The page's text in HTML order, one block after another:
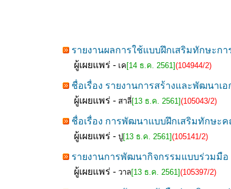
รายงานผลการใช้แบบฝึกเสริมทักษะ
ผู้เผยแพร่ - เค [14 ธ.ค. 2561](104944/2)
ชื่อเรื่อง รายงานการสร้างและพัฒนาเ
ผู้เผยแพร่ - สาลี่ [13 ธ.ค. 2561](105043/2)
ชื่อเรื่อง การพัฒนาแบบฝึกเสริมทักษะ
ผู้เผยแพร่ - ปู [13 ธ.ค. 2561](105141/2)
รายงานการพัฒนากิจกรรมแบบร่วมมื
ผู้เผยแพร่ - วาล [13 ธ.ค. 2561](105397/2)